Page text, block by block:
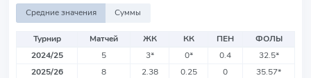
Средние значения Суммы
Турнир Матчей ЖК КК ПЕН
ФОЛЫ
2024/25
5 3* 0* 0.4 32.5*
2025/26
8 2.38 0.25 0 35.57*